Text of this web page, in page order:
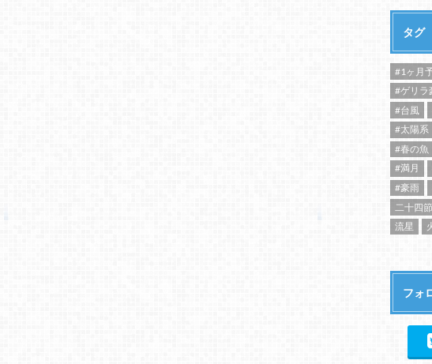
タグ
#1ヶ月
#ゲリラ
#台風
#太陽系
#春の魚
#満月
#豪雨
二十四
流星
フォ